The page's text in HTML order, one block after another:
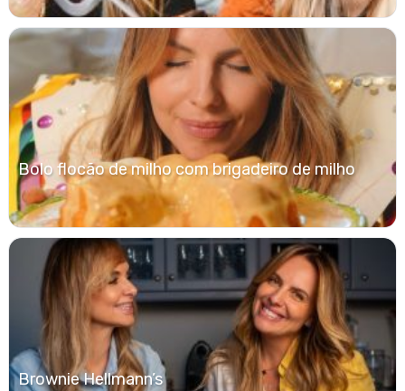
Bolo flocão de milho com brigadeiro de milho
Brownie Hellmann’s